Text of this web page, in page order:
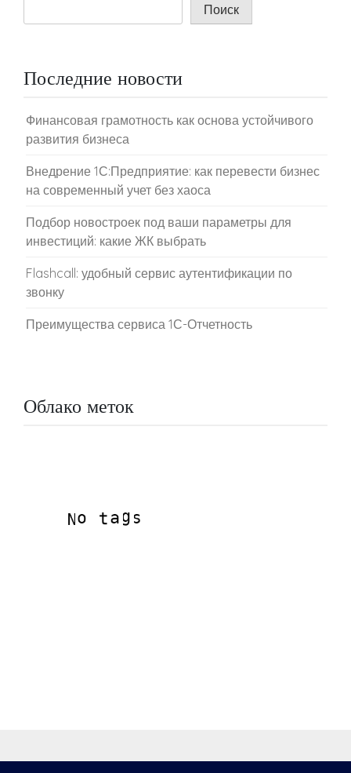
Поиск
Последние новости
Финансовая грамотность как основа устойчивого
развития бизнеса
Внедрение 1С:Предприятие: как перевести бизнес
на современный учет без хаоса
Подбор новостроек под ваши параметры для
инвестиций: какие ЖК выбрать
Flashcall: удобный сервис аутентификации по
звонку
Преимущества сервиса 1С-Отчетность
Облако меток